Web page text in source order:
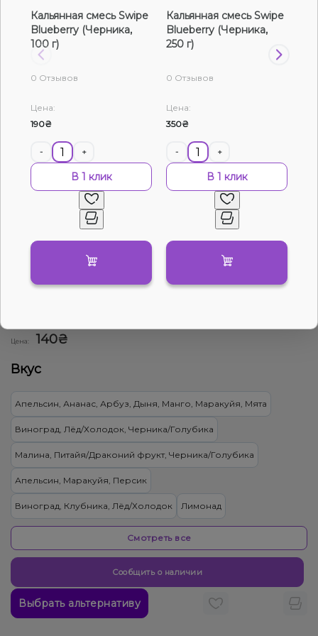
Жидкости для электронных сигарет
Подарочные наборы
Табак Jibiar Dragon berry (Драгон Берри, 50
Цена:
140₴
Вкус
Апельсин, Ананас, Арбуз, Дыня, Манго, Маракуйя, Мята
Виноград, Лёд/Холодок, Черника/Голубика
Малина, Питайя/Драконий фрукт, Черника/Голубика
Апельсин, Маракуйя, Персик
Виноград, Клубника, Лёд/Холодок Лимонад
Арбуз, Ваниль, Дыня, Манго Ягоды
Апельсин, Грейпфрут, Лайм, Лёд/Холодок, Лимон, Мята
Смотреть все
Сообщить о наличии
Выбрать альтернативу
Кальянная смесь Swipe
Blueberry (Черника,
100 г)
0 Отзывов
Цена:
190₴
- +
В 1 клик
Кальянная смесь Swipe
Blueberry (Черника,
250 г)
0 Отзывов
Цена:
350₴
- +
В 1 клик